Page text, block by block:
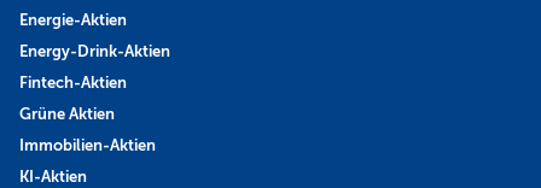
Energie-Aktien
Energy-Drink-Aktien
Fintech-Aktien
Grüne Aktien
Immobilien-Aktien
KI-Aktien